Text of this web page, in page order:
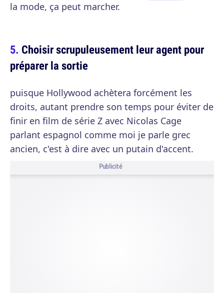
la mode, ça peut marcher.
Choisir scrupuleusement leur agent pour
préparer la sortie
puisque Hollywood achètera forcément les
droits, autant prendre son temps pour éviter de
finir en film de série Z avec Nicolas Cage
parlant espagnol comme moi je parle grec
ancien, c'est à dire avec un putain d'accent.
Publicité